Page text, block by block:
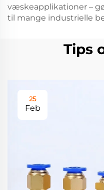
væskeapplikationer –
til mange industrielle
Tips
25
Feb